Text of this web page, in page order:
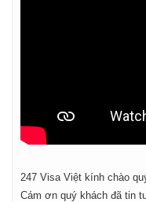
247 Visa Việt kính chào
Cám ơn quý khách đã tin